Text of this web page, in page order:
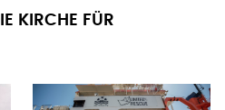
KIRCHE FÜR